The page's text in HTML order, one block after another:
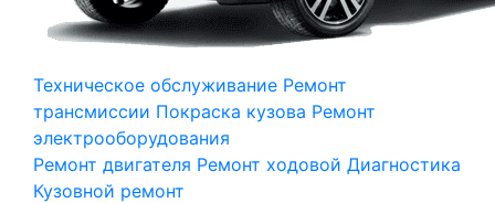
Техническое обслуживание Ремонт
трансмиссии Покраска кузова Ремонт
электрооборудования
Ремонт двигателя Ремонт ходовой Диагностика
Кузовной ремонт